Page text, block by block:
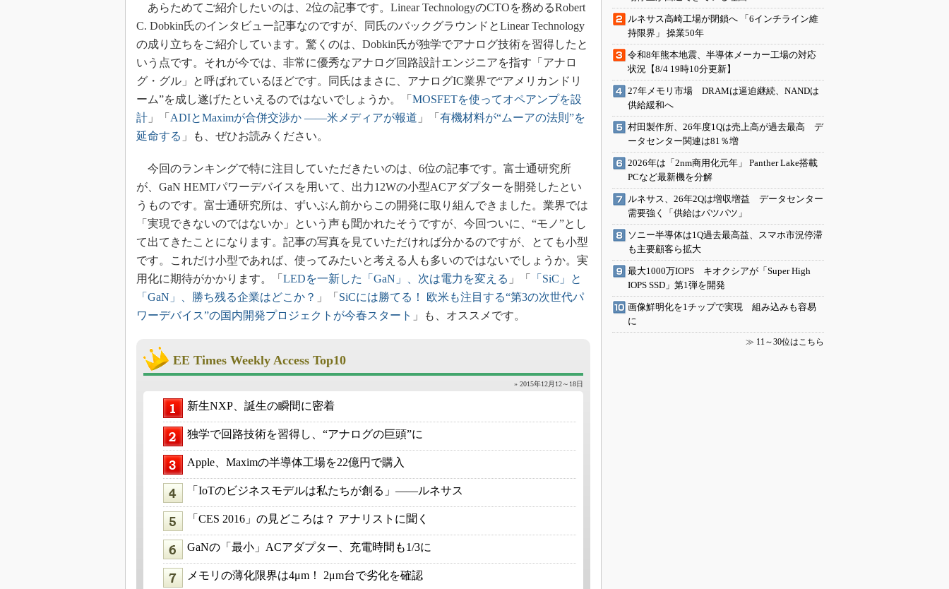
イノベーションは日本を救うのか
JASA発IoT通信
IHSアナリスト「未来展望」
「英語に愛されないエンジニア」の
ための新行動論
あらためてご紹介したいのは、2位の記事です。Linear TechnologyのCTOを務めるRobert
C. Dobkin氏のインタビュー記事なのですが、同氏のバックグラウンドとLinear Technology
の成り立ちをご紹介しています。驚くのは、Dobkin氏が独学でアナログ技術を習得したと
いう点です。それが今では、非常に優秀なアナログ回路設計エンジニアを指す「アナロ
グ・グル」と呼ばれているほどです。同氏はまさに、アナログIC業界で“アメリカンドリ
ーム”を成し遂げたといえるのではないでしょうか。「 MOSFETを使ってオペアンプを設
計 」「 ADIとMaximが合併交渉か ――米メディアが報道 」「 有機材料が“ムーアの法則”を
延命する 」も、ぜひお読みください。
今回のランキングで特に注目していただきたいのは、6位の記事です。富士通研究所
が、GaN HEMTパワーデバイスを用いて、出力12Wの小型ACアダプターを開発したとい
うものです。富士通研究所は、ずいぶん前からこの開発に取り組んできました。業界では
「実現できないのではないか」という声も聞かれたそうですが、今回ついに、“モノ”とし
て出てきたことになります。記事の写真を見ていただければ分かるのですが、とても小型
です。これだけ小型であれば、使ってみたいと考える人も多いのではないでしょうか。実
用化に期待がかかります。「 LEDを一新した「GaN」、次は電力を変える 」「
「SiC」と
「GaN」、勝ち残る企業はどこか？ 」「 SiCには勝てる！ 欧米も注目する“第3の次世代パ
ワーデバイス”の国内開発プロジェクトが今春スタート 」も、オススメです。
EE Times Weekly Access Top10
» 2015年12月12～18日
新生NXP、誕生の瞬間に密着
独学で回路技術を習得し、“アナログの巨頭”に
Apple、Maximの半導体工場を22億円で購入
「IoTのビジネスモデルは私たちが創る」――ルネサス
「CES 2016」の見どころは？ アナリストに聞く
GaNの「最小」ACアダプター、充電時間も1/3に
メモリの薄化限界は4μm！ 2μm台で劣化を確認
ルネサス高崎工場が閉鎖へ 「6インチライン維
持限界」 操業50年
令和8年熊本地震、半導体メーカー工場の対応
状況【8/4 19時10分更新】
27年メモリ市場 DRAMは逼迫継続、NANDは
供給緩和へ
村田製作所、26年度1Qは売上高が過去最高 デ
ータセンター関連は81％増
2026年は「2nm商用化元年」 Panther Lake搭載
PCなど最新機を分解
ルネサス、26年2Qは増収増益 データセンター
需要強く「供給はパツパツ」
ソニー半導体は1Q過去最高益、スマホ市況停滞
も主要顧客ら拡大
最大1000万IOPS キオクシアが「Super High
IOPS SSD」第1弾を開発
画像鮮明化を1チップで実現 組み込みも容易
に
≫ 11～30位はこちら